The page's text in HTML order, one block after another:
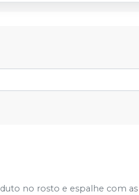
no rosto e espalhe com as